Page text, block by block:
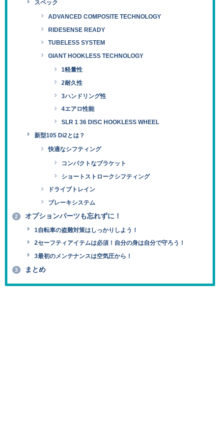
スペック
ADVANCED COMPOSITE TECHNOLOGY
RIDESENSE READY
TUBELESS SYSTEM
GIANT HOOKLESS TECHNOLOGY
1軽量性
2耐久性
3ハンドリング性
4エアロ性能
SLR 1 36 DISC HOOKLESS WHEEL
新型105 Di2とは？
快適なシフティング
コンパクトなブラケット
ショートストロークシフティング
ドライブトレイン
ブレーキシステム
2 オプションパーツも忘れずに！
1自転車の盗難対策はしっかりしよう！
2セーフティアイテムは必須！自分の身は自分で守ろう！
3最初のメンテナンスは空気圧から！
3 まとめ